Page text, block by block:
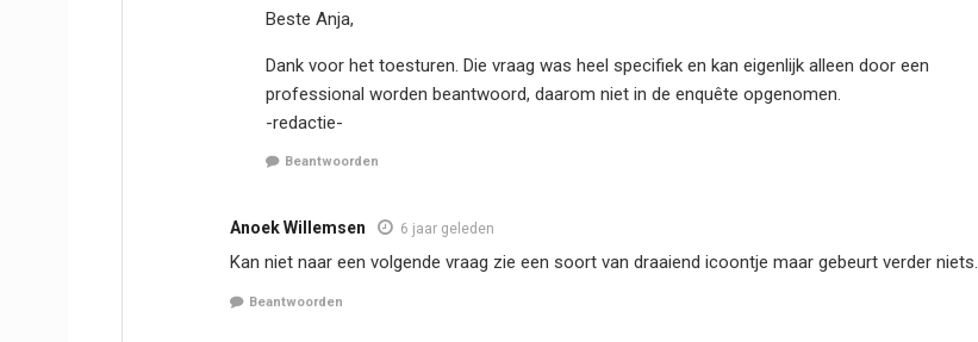
Beste Anja,
Dank voor het toesturen. Die vraag was heel specifiek en kan eigenlijk alleen door een
professional worden beantwoord, daarom niet in de enquête opgenomen.
-redactie-
Beantwoorden
Anoek Willemsen 6 jaar geleden
Kan niet naar een volgende vraag zie een soort van draaiend icoontje maar gebeurt verder niets.
Beantwoorden